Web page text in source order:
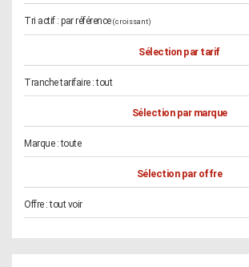
Tri actif : par référence (croissant)
Sélection par tarif
Tranche tarifaire :tout
Sélection par marque
Marque :toute
Sélection par offre
Offre :tout voir